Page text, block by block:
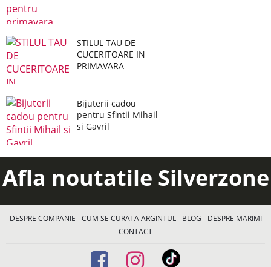
STILUL TAU DE
CUCERITOARE IN
PRIMAVARA
Bijuterii cadou
pentru Sfintii Mihail
si Gavril
Afla noutatile Silverzone
DESPRE COMPANIE CUM SE CURATA ARGINTUL BLOG
DESPRE MARIMI
CONTACT